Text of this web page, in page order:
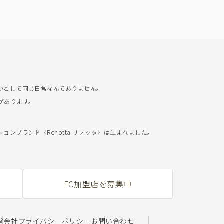
して同じ日常なんてありません。
ります。
ンブランド〈Renotta リノッタ〉は生まれました。
FC加盟店を募集中
会社プライバシーポリシー お問い合わせ